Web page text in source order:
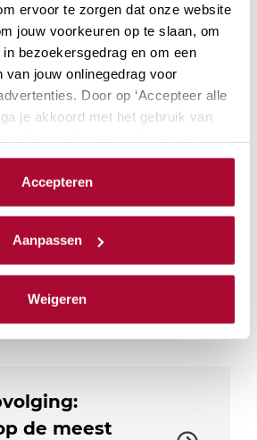
ervoor te zorgen dat onze website
jouw voorkeuren op te slaan, om
bezoekersgedrag en om een
van jouw onlinegedrag voor
Door op ‘Accepteer alle
je akkoord met het gebruik van
23 derdendie uw gegevens
Accepteren
Aanpassen
Weigeren
spelen er momenteel
Besproken
andere: het effectief
optimalisatie in box 1
en risico’s van de Villataks
Datum mogelijkheden: 3
4
de meest